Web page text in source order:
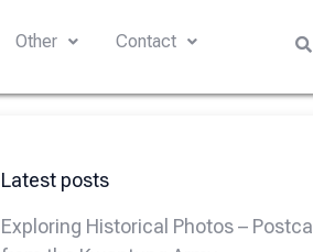
Other Contact
Latest posts
Exploring Historical Photos –